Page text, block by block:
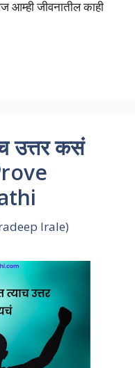
जीवनातील काही
उत्तर कसं
Irale)